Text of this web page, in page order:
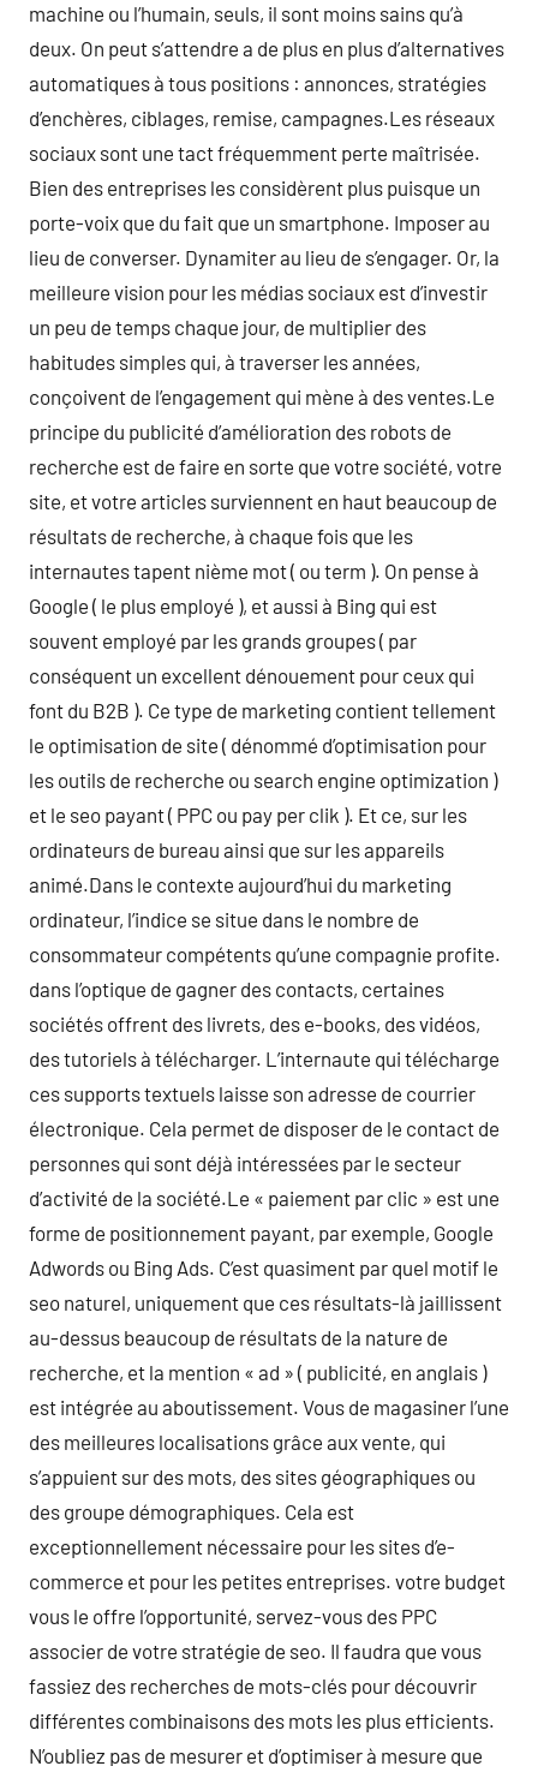
machine ou l’humain, seuls, il sont moins sains qu’à
deux. On peut s’attendre a de plus en plus d’alternatives
automatiques à tous positions : annonces, stratégies
d’enchères, ciblages, remise, campagnes.Les réseaux
sociaux sont une tact fréquemment perte maîtrisée.
Bien des entreprises les considèrent plus puisque un
porte-voix que du fait que un smartphone. Imposer au
lieu de converser. Dynamiter au lieu de s’engager. Or, la
meilleure vision pour les médias sociaux est d’investir
un peu de temps chaque jour, de multiplier des
habitudes simples qui, à traverser les années,
conçoivent de l’engagement qui mène à des ventes.Le
principe du publicité d’amélioration des robots de
recherche est de faire en sorte que votre société, votre
site, et votre articles surviennent en haut beaucoup de
résultats de recherche, à chaque fois que les
internautes tapent nième mot ( ou term ). On pense à
Google ( le plus employé ), et aussi à Bing qui est
souvent employé par les grands groupes ( par
conséquent un excellent dénouement pour ceux qui
font du B2B ). Ce type de marketing contient tellement
le optimisation de site ( dénommé d’optimisation pour
les outils de recherche ou search engine optimization )
et le seo payant ( PPC ou pay per clik ). Et ce, sur les
ordinateurs de bureau ainsi que sur les appareils
animé.Dans le contexte aujourd’hui du marketing
ordinateur, l’indice se situe dans le nombre de
consommateur compétents qu’une compagnie profite.
dans l’optique de gagner des contacts, certaines
sociétés offrent des livrets, des e-books, des vidéos,
des tutoriels à télécharger. L’internaute qui télécharge
ces supports textuels laisse son adresse de courrier
électronique. Cela permet de disposer de le contact de
personnes qui sont déjà intéressées par le secteur
d’activité de la société.Le « paiement par clic » est une
forme de positionnement payant, par exemple, Google
Adwords ou Bing Ads. C’est quasiment par quel motif le
seo naturel, uniquement que ces résultats-là jaillissent
au-dessus beaucoup de résultats de la nature de
recherche, et la mention « ad » ( publicité, en anglais )
est intégrée au aboutissement. Vous de magasiner l’une
des meilleures localisations grâce aux vente, qui
s’appuient sur des mots, des sites géographiques ou
des groupe démographiques. Cela est
exceptionnellement nécessaire pour les sites d’e-
commerce et pour les petites entreprises. votre budget
vous le offre l’opportunité, servez-vous des PPC
associer de votre stratégie de seo. Il faudra que vous
fassiez des recherches de mots-clés pour découvrir
différentes combinaisons des mots les plus efficients.
N’oubliez pas de mesurer et d’optimiser à mesure que